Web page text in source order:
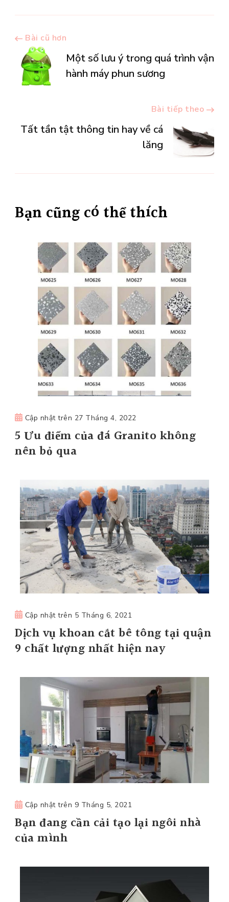
Điều
hướng
viết
Bài cũ hơn
Một số lưu ý trong quá trình vận
hành máy phun sương
Bài tiếp theo
Tất tần tật thông tin hay về cá
lăng
Bạn cũng có thể thích
Cập nhật trên 27 Tháng 4, 2022
5 Ưu điểm của đá Granito không
nên bỏ qua
Cập nhật trên 5 Tháng 6, 2021
Dịch vụ khoan cắt bê tông tại quận
9 chất lượng nhất hiện nay
Cập nhật trên 9 Tháng 5, 2021
Bạn đang cần cải tạo lại ngôi nhà
của mình